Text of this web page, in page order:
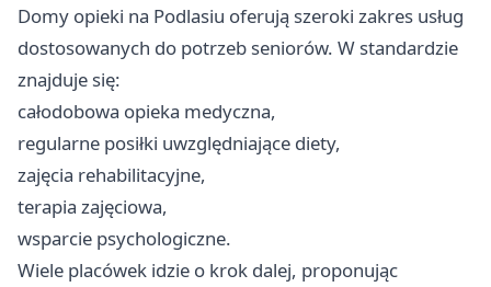
Domy opieki na Podlasiu oferują szeroki zakres usług
dostosowanych do potrzeb seniorów. W standardzie
znajduje się:
całodobowa opieka medyczna,
regularne posiłki uwzględniające diety,
zajęcia rehabilitacyjne,
terapia zajęciowa,
wsparcie psychologiczne.
Wiele placówek idzie o krok dalej, proponując